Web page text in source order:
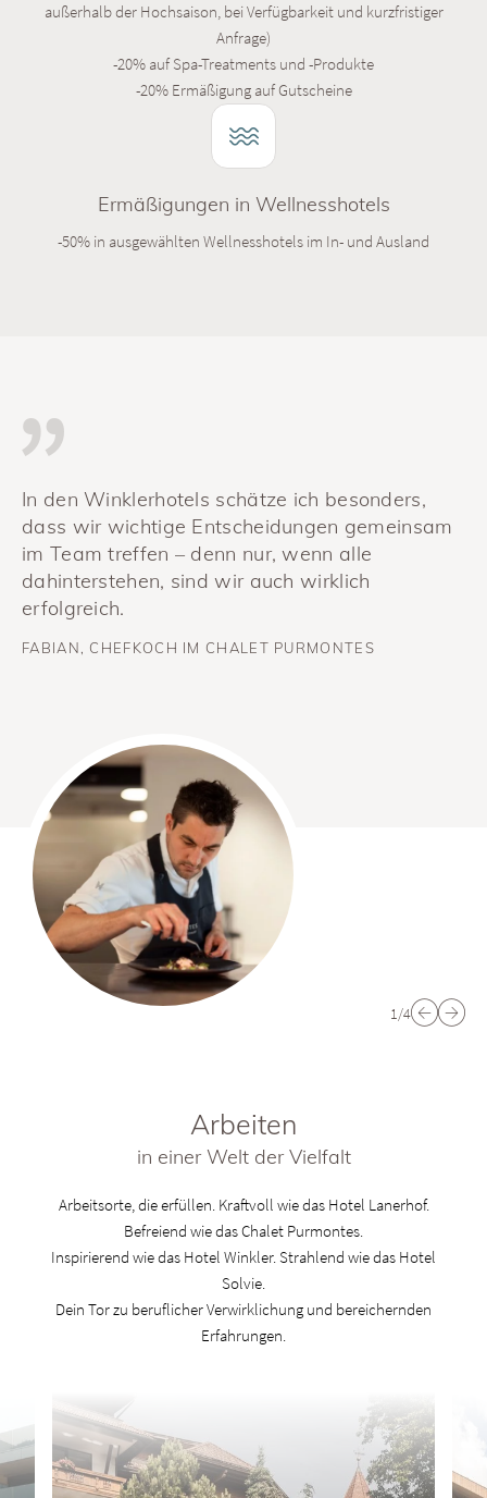
außerhalb der Hochsaison, bei Verfügbarkeit und kurzfristiger
Anfrage)
-20% auf Spa-Treatments und -Produkte
-20% Ermäßigung auf Gutscheine
Ermäßigungen in Wellnesshotels
-50% in ausgewählten Wellnesshotels im In- und Ausland
In den Winklerhotels schätze ich besonders,
dass wir wichtige Entscheidungen gemeinsam
im Team treffen – denn nur, wenn alle
dahinterstehen, sind wir auch wirklich
erfolgreich.
FABIAN, CHEFKOCH IM CHALET PURMONTES
1/4
Arbeiten
in einer Welt der Vielfalt
Arbeitsorte, die erfüllen. Kraftvoll wie das Hotel Lanerhof.
Befreiend wie das Chalet Purmontes.
Inspirierend wie das Hotel Winkler. Strahlend wie das Hotel
Solvie.
Dein Tor zu beruflicher Verwirklichung und bereichernden
Erfahrungen.